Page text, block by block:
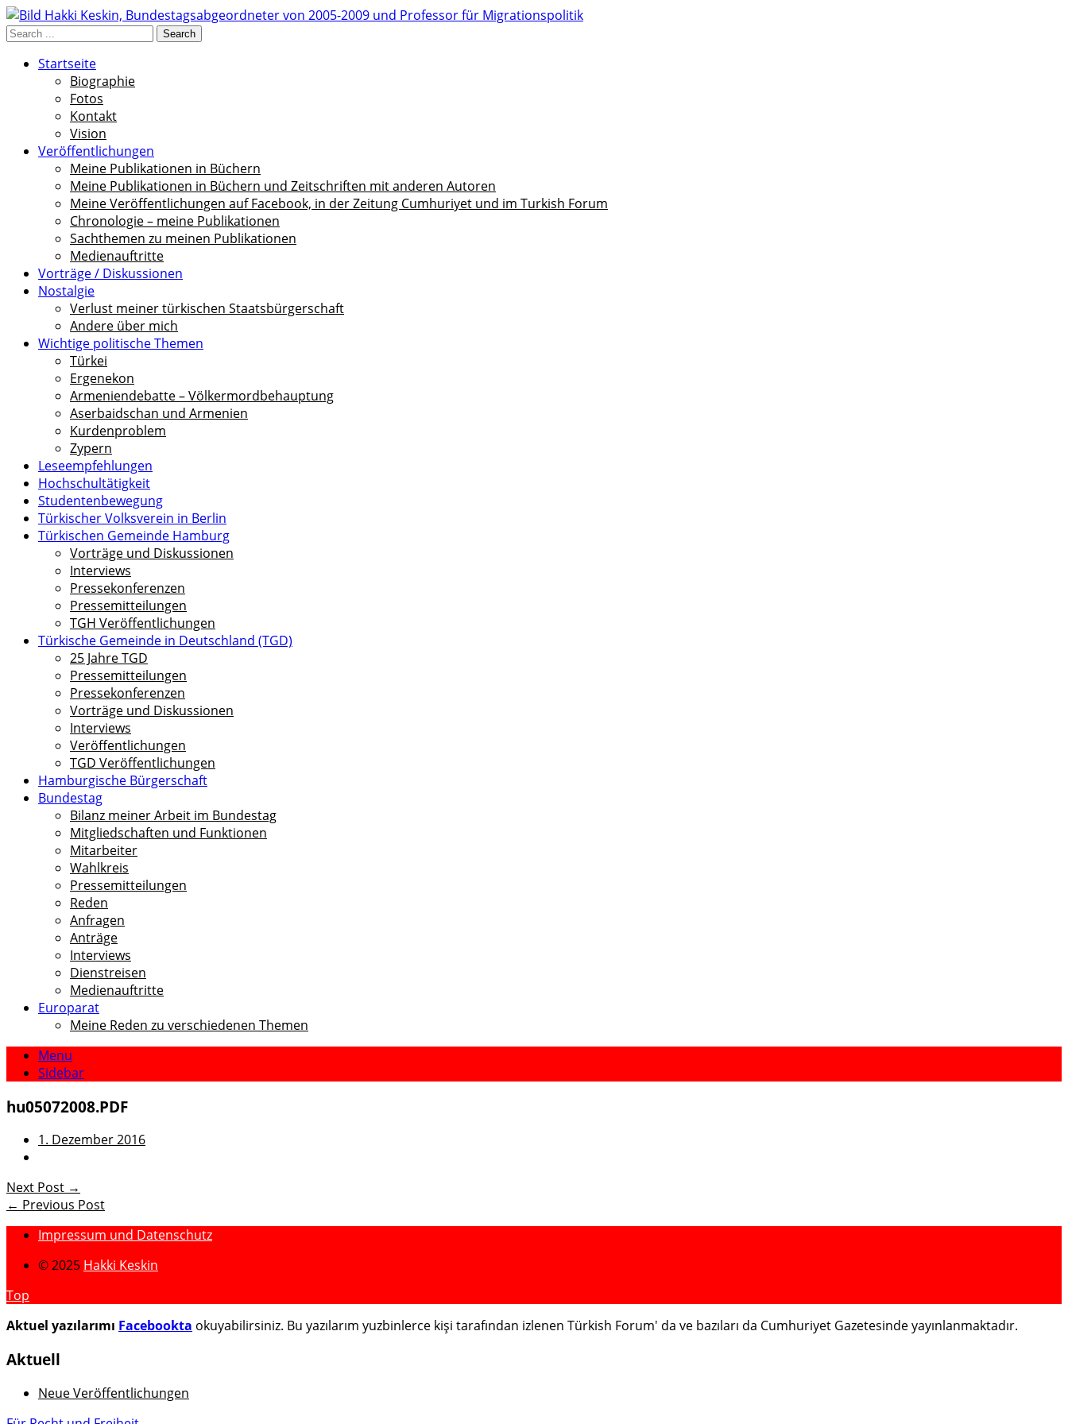
Startseite
Biographie
Fotos
Kontakt
Vision
Veröffentlichungen
Meine Publikationen in Büchern
Meine Publikationen in Büchern und Zeitschriften mit anderen Autoren
Meine Veröffentlichungen auf Facebook, in der Zeitung Cumhuriyet und im Turkish Forum
Chronologie – meine Publikationen
Sachthemen zu meinen Publikationen
Medienauftritte
Vorträge / Diskussionen
Nostalgie
Verlust meiner türkischen Staatsbürgerschaft
Andere über mich
Wichtige politische Themen
Türkei
Ergenekon
Armeniendebatte – Völkermordbehauptung
Aserbaidschan und Armenien
Kurdenproblem
Zypern
Leseempfehlungen
Hochschultätigkeit
Studentenbewegung
Türkischer Volksverein in Berlin
Türkischen Gemeinde Hamburg
Vorträge und Diskussionen
Interviews
Pressekonferenzen
Pressemitteilungen
TGH Veröffentlichungen
Türkische Gemeinde in Deutschland (TGD)
25 Jahre TGD
Pressemitteilungen
Pressekonferenzen
Vorträge und Diskussionen
Interviews
Veröffentlichungen
TGD Veröffentlichungen
Hamburgische Bürgerschaft
Bundestag
Bilanz meiner Arbeit im Bundestag
Mitgliedschaften und Funktionen
Mitarbeiter
Wahlkreis
Pressemitteilungen
Reden
Anfragen
Anträge
Interviews
Dienstreisen
Medienauftritte
Europarat
Meine Reden zu verschiedenen Themen
Menu
Sidebar
hu05072008.PDF
1. Dezember 2016
Next Post →
← Previous Post
Impressum und Datenschutz
© 2025 Hakki Keskin
Top
Aktuel yazılarımı Facebookta okuyabilirsiniz. Bu yazılarım yuzbinlerce kişi tarafından izlenen Türkish Forum' da ve bazıları da Cumhuriyet Gazetesinde yayınlanmaktadır.
Aktuell
Neue Veröffentlichungen